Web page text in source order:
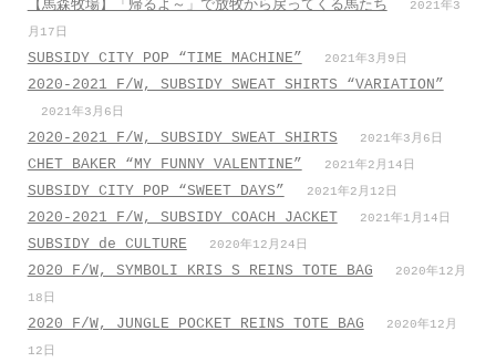
【馬森牧場】「帰るよ～」で放牧から戻ってくる馬たち
2021年3
月17日
SUBSIDY CITY POP “TIME MACHINE” 2021年3月9日
2020-2021 F/W, SUBSIDY SWEAT SHIRTS “VARIATION”
2021年3月6日
2020-2021 F/W, SUBSIDY SWEAT SHIRTS 2021年3月6日
CHET BAKER “MY FUNNY VALENTINE” 2021年2月14日
SUBSIDY CITY POP “SWEET DAYS” 2021年2月12日
2020-2021 F/W, SUBSIDY COACH JACKET 2021年1月14日
SUBSIDY de CULTURE 2020年12月24日
2020 F/W, SYMBOLI KRIS S REINS TOTE BAG
2020年12月
18日
2020 F/W, JUNGLE POCKET REINS TOTE BAG
2020年12月
12日